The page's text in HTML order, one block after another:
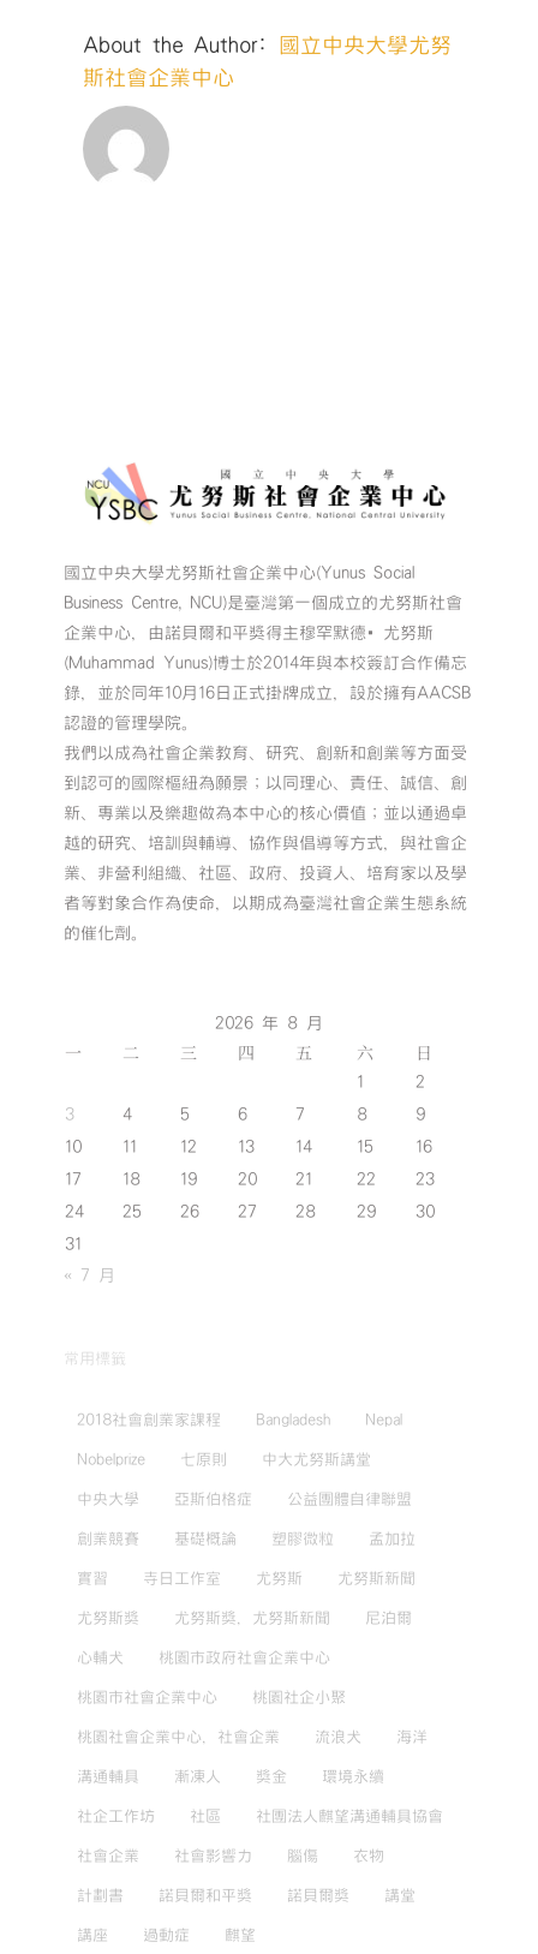
About the Author:
國立中央大學尤努
斯社會企業中心
國立中央大學尤努斯社會企業中心(Yunus Social
Business Centre, NCU)是臺灣第一個成立的尤努斯社會
企業中心，由諾貝爾和平獎得主穆罕默德•尤努斯
(Muhammad Yunus)博士於2014年與本校簽訂合作備忘
錄，並於同年10月16日正式掛牌成立，設於擁有AACSB
認證的管理學院。
我們以成為社會企業教育、研究、創新和創業等方面受
到認可的國際樞紐為願景；以同理心、責任、誠信、創
新、專業以及樂趣做為本中心的核心價值；並以通過卓
越的研究、培訓與輔導、協作與倡導等方式，與社會企
業、非營利組織、社區、政府、投資人、培育家以及學
者等對象合作為使命，以期成為臺灣社會企業生態系統
的催化劑。
2026 年 8 月
一 二 三 四 五 六 日
1
2
3
4 5 6 7 8
9
10
11 12 13 14 15
16
17
18 19 20 21 22
23
24
25 26 27 28 29
30
31
« 7 月
常用標籤
2018社會創業家課程 Bangladesh Nepal
Nobelprize 七原則 中大尤努斯講堂
中央大學 亞斯伯格症 公益團體自律聯盟
創業競賽 基礎概論 塑膠微粒 孟加拉
實習 寺日工作室 尤努斯 尤努斯新聞
尤努斯獎 尤努斯獎，尤努斯新聞 尼泊爾
心輔犬 桃園市政府社會企業中心
桃園市社會企業中心 桃園社企小聚
桃園社會企業中心，社會企業 流浪犬 海洋
溝通輔具 漸凍人 獎金 環境永續
社企工作坊 社區 社團法人麒望溝通輔具協會
社會企業 社會影響力 腦傷 衣物
計劃書 諾貝爾和平獎 諾貝爾獎 講堂
講座 過動症 麒望